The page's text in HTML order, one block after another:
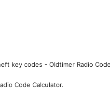
key codes - Oldtimer Radio Code
Code Calculator.